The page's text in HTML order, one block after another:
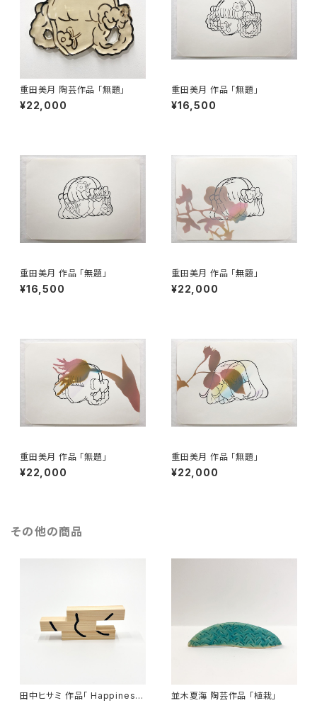
重田美月 陶芸作品 「無題」
¥22,000
重田美月 作品 「無題」
¥16,500
重田美月 作品 「無題」
¥16,500
重田美月 作品 「無題」
¥22,000
重田美月 作品 「無題」
¥22,000
重田美月 作品 「無題」
¥22,000
その他の商品
田中ヒサミ 作品「 Happiness
並木夏海 陶芸作品 「植栽」